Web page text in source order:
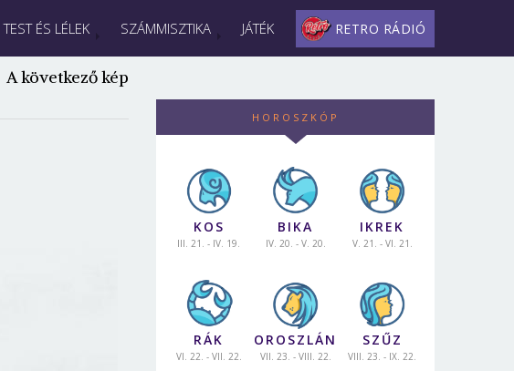
TEST ÉS LÉLEK SZÁMMISZTIKA JÁTÉK RETRO RÁDIÓ
A következő kép
HOROSZKÓP
KOS
III. 21. - IV. 19.
BIKA
IV. 20. - V. 20.
IKREK
V. 21. - VI. 21.
RÁK
VI. 22. - VII. 22.
OROSZLÁN
VII. 23. - VIII. 22.
SZŰZ
VIII. 23. - IX. 22.